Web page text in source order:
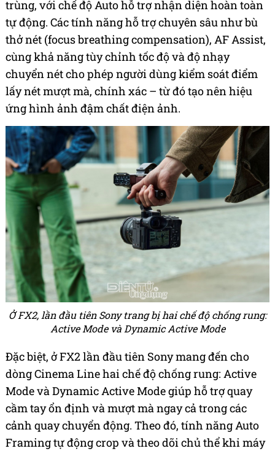
trùng, với chế độ Auto hỗ trợ nhận diện hoàn toàn
tự động. Các tính năng hỗ trợ chuyên sâu như bù
thở nét (focus breathing compensation), AF Assist,
cùng khả năng tùy chỉnh tốc độ và độ nhạy
chuyển nét cho phép người dùng kiểm soát điểm
lấy nét mượt mà, chính xác – từ đó tạo nên hiệu
ứng hình ảnh đậm chất điện ảnh.
Ở FX2, lần đầu tiên Sony trang bị hai chế độ chống rung:
Active Mode và Dynamic Active Mode
Đặc biệt, ở FX2 lần đầu tiên Sony mang đến cho
dòng Cinema Line hai chế độ chống rung: Active
Mode và Dynamic Active Mode giúp hỗ trợ quay
cầm tay ổn định và mượt mà ngay cả trong các
cảnh quay chuyển động. Theo đó, tính năng Auto
Framing tự động crop và theo dõi chủ thể khi máy